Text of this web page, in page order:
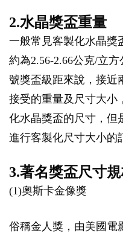
2.水晶獎盃重量
一般常見客製化水晶獎
約為2.56-2.66公克/立
號獎盃級距來說，接近
接受的重量及尺寸大小
化水晶獎盃的尺寸，但
進行客製化尺寸大小的
3.著名獎盃尺寸
(1)奧斯卡金像獎
俗稱金人獎，由美國電